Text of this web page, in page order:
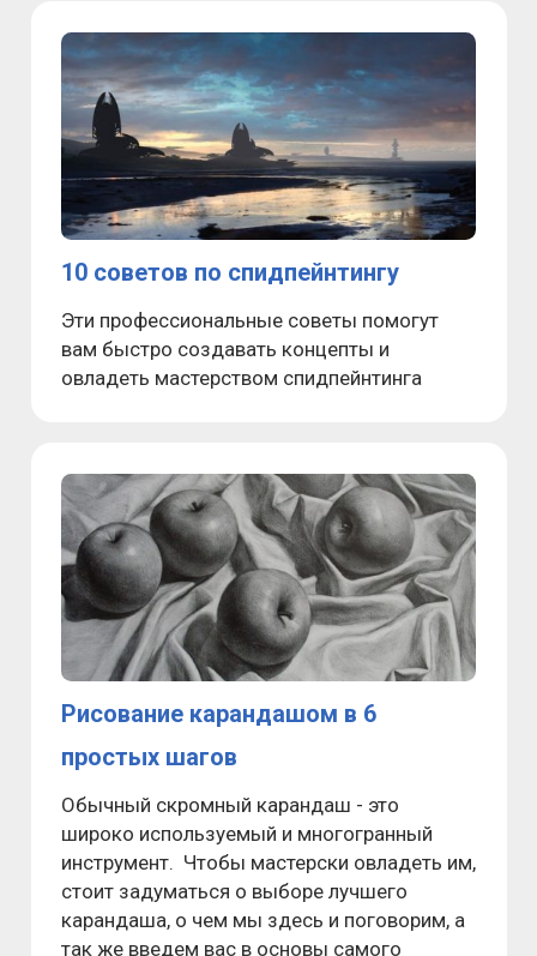
10 советов по спидпейнтингу
Эти профессиональные советы помогут
вам быстро создавать концепты и
овладеть мастерством спидпейнтинга
Рисование карандашом в 6
простых шагов
Обычный скромный карандаш - это
широко используемый и многогранный
инструмент. Чтобы мастерски овладеть им,
стоит задуматься о выборе лучшего
карандаша, о чем мы здесь и поговорим, а
так же введем вас в основы самого